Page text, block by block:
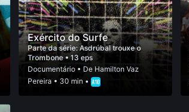
Exército do Surfe
Parte da série:Asdrúbal trouxe o
Trombone• 13 eps
Documentário • De Hamilton Vaz
Pereira • 30 min •